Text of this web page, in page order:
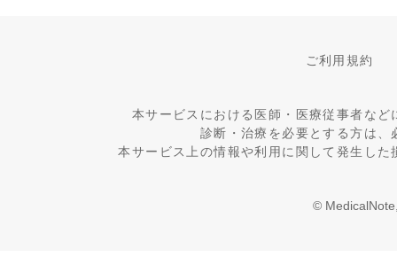
ご利用規約
本サービスにおける医師・医療従事者な
診断・治療を必要とする方は
本サービス上の情報や利用に関して発生し
©